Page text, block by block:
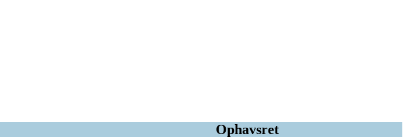
Ophavsret